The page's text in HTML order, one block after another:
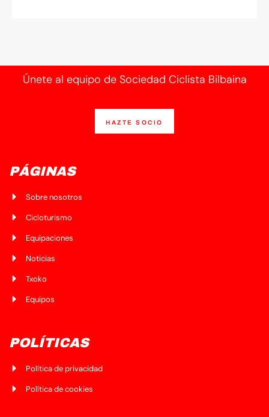
Únete al equipo de Sociedad Ciclista Bilbaina
HAZTE SOCIO
PÁGINAS
Sobre nosotros
Cicloturismo
Equipaciones
Noticias
Txoko
Equipos
POLÍTICAS
Política de privacidad
Política de cookies